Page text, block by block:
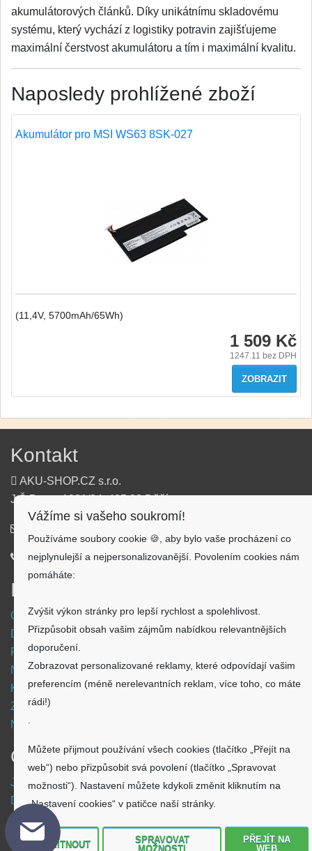
akumulátorových článků. Díky unikátnímu skladovému
systému, který vychází z logistiky potravin zajišťujeme
maximální čerstvost akumulátoru a tím i maximální kvalitu.
Naposledy prohlížené zboží
Akumulátor pro MSI WS63 8SK-027
(11,4V, 5700mAh/65Wh)
1 509 Kč
1247.11 bez DPH
ZOBRAZIT
Kontakt
AKU-SHOP.CZ s.r.o.
J.Š.Baara 1331/34, 405 02 Děčín
720 500 500
Informace
Obchodní podmínky
Doprava a platba
Reklamační formulář
Nastavení cookies
Kde nás najdete
Zpětný odběr vysloužilých elektrozařízení
Návod - akumulátory
O nákupu
Jsme česká společnost
Dostupnost zboží
O výrobci Powery
Jak hledat - podle označení přístroje
Vážíme si vašeho soukromí!
Používáme soubory cookie 🍪, aby bylo vaše procházení co
nejplynulejší a nejpersonalizovanější. Povolením cookies nám
pomáháte:
Zvýšit výkon stránky pro lepší rychlost a spolehlivost.
Přizpůsobit obsah vašim zájmům nabídkou relevantnějších
doporučení.
Zobrazovat personalizované reklamy, které odpovídají vašim
preferencím (méně nerelevantních reklam, více toho, co máte
rádi!)
Můžete přijmout používání všech cookies (tlačítko „Přejít na
web“) nebo přizpůsobit svá povolení (tlačítko „Spravovat
možnosti“). Nastavení můžete kdykoli změnit kliknutím na
„Nastavení cookies“ v patičce naší stránky.
ODMÍTNOUT
SPRAVOVAT
MOŽNOSTI
PŘEJÍT NA
WEB